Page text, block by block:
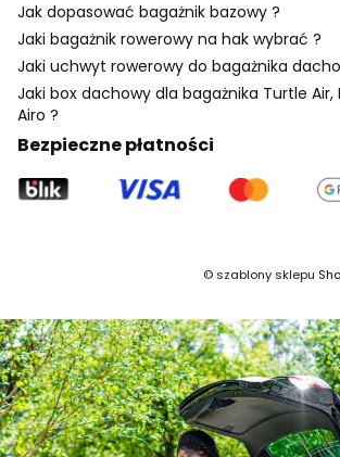
Jak dopasować bagażnik bazowy ?
Jaki bagażnik rowerowy na hak wybrać ?
Jaki uchwyt rowerowy do bagażnika
Jaki box dachowy dla bagażnika Turtle Air,
Airo ?
Bezpieczne płatności
©szablony sklepu